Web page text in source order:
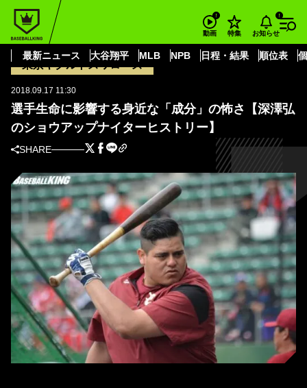
動画 特集 お知らせ
最新ニュース 大谷翔平 MLB NPB 日程・結果 順位表
BASEBALL KING
選手生命に影響する身近な「成分」の怖さ【深澤弘のショウアップナイター
ヒストリー】
東京ヤクルトスワローズ
2018.09.17 11:30
選手生命に影響する身近な「成分」の怖さ【深澤弘
のショウアップナイターヒストリー】
SHARE